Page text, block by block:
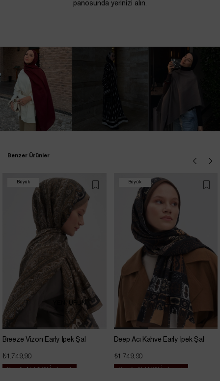
panosunda yerinizi alın.
Benzer Ürünler
YENİ ÜRÜN
Breeze Vizon Early İpek Şal
₺1.749,90
Sepette Net %20 İndirim !
Büyük
Deep Acı Kahve Early İpek Şal
₺1.749,90
Sepette Net %20 İndirim !
Büyük
İndirim